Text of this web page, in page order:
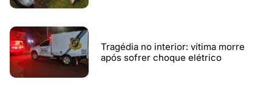
Tragédia no interior: vítima morre
após sofrer choque elétrico